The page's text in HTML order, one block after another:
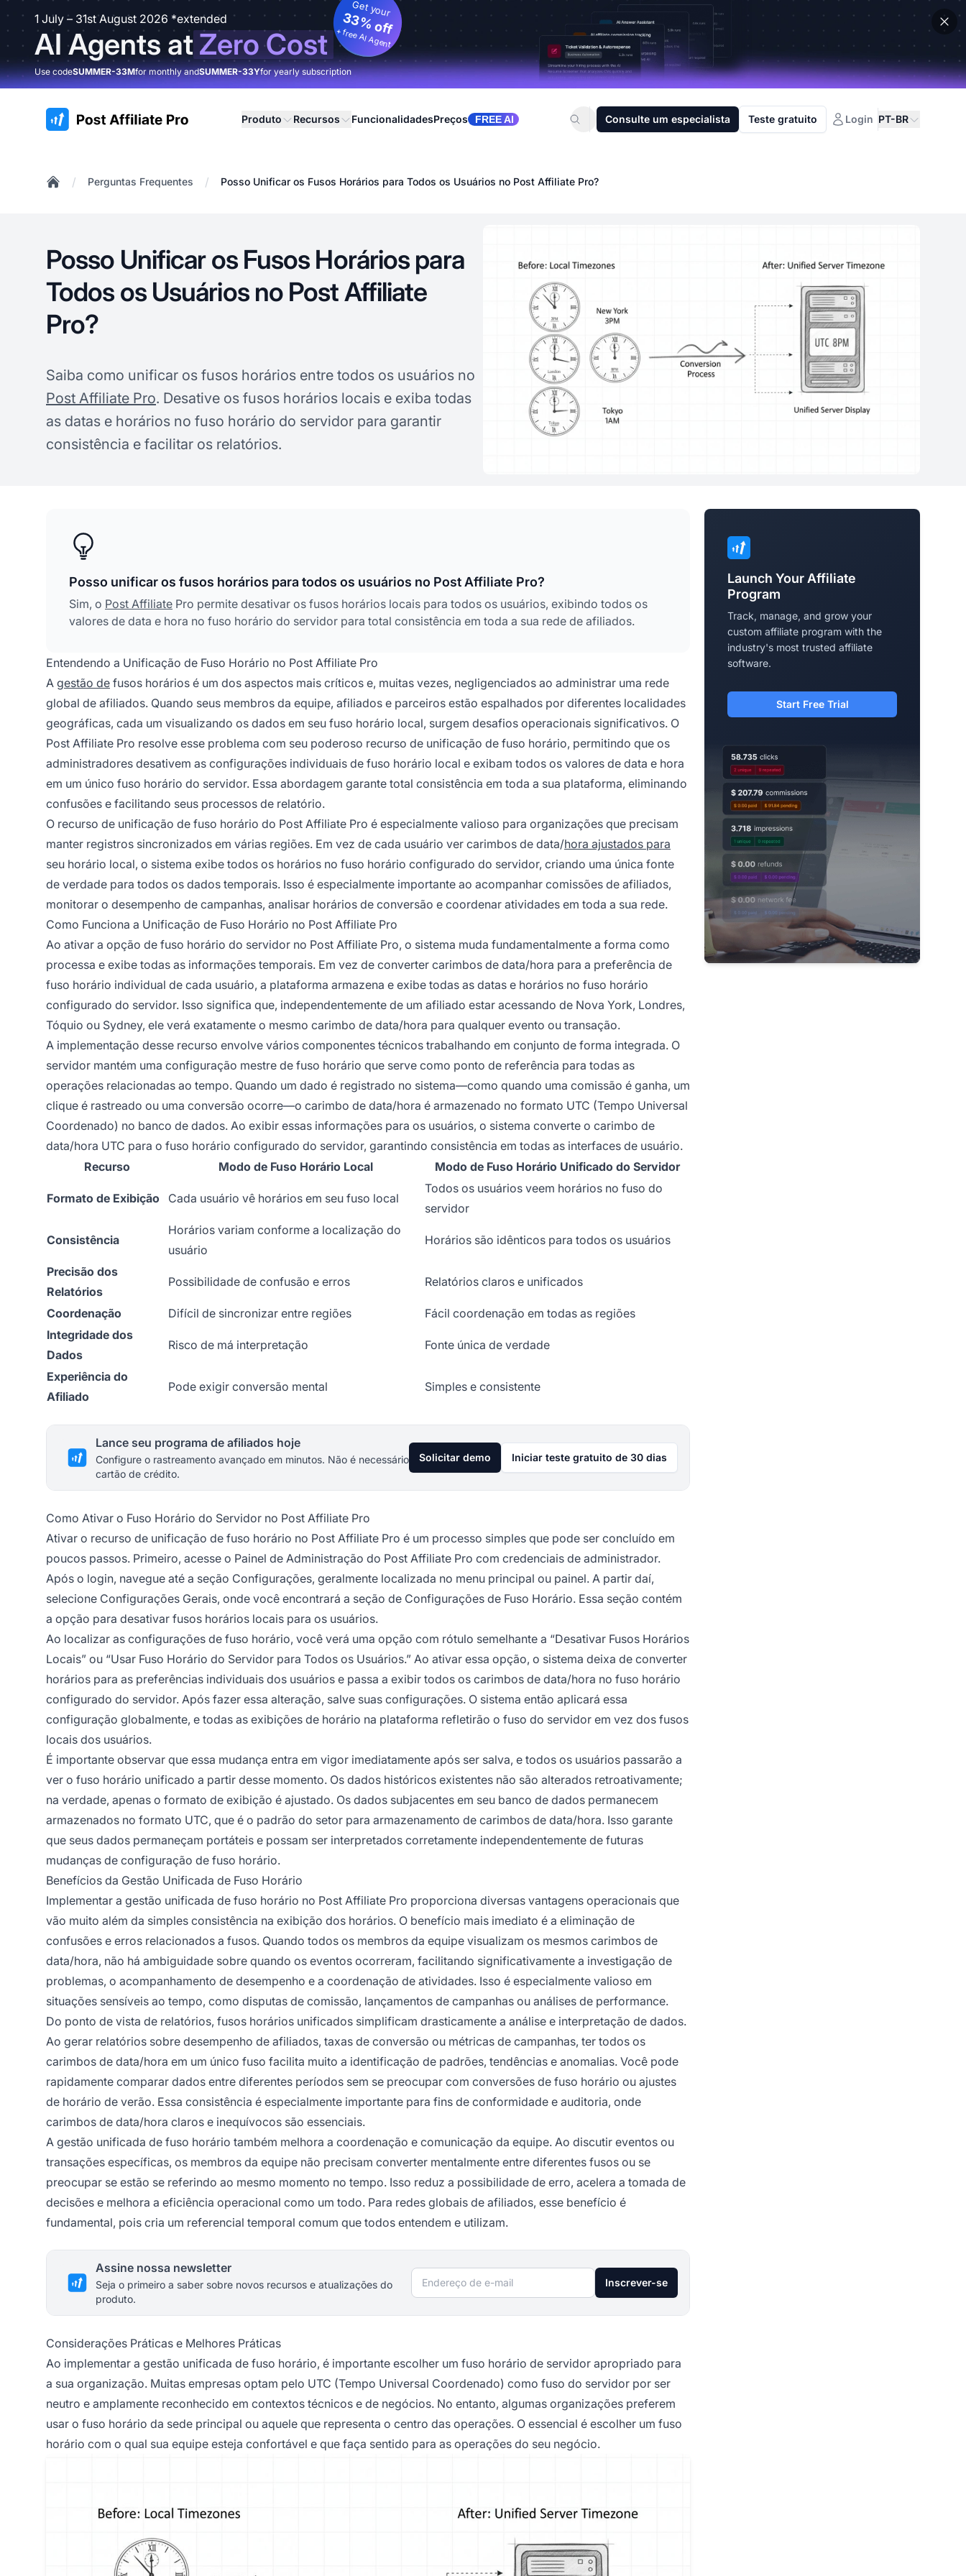
1 July – 31st August 2026 *extended
AI Agents atZero Cost
Get your
33% off
+ free AI Agent
Use codeSUMMER-33Mfor monthly andSUMMER-33Yfor yearly subscription
:site.title Produto Recursos FuncionalidadesPreços FREE AI Consulte um especialista Teste gratuito Login PT-BR
/ Perguntas Frequentes / Posso Unificar os Fusos Horários para Todos os Usuários no Post Affiliate Pro?
Posso Unificar os Fusos Horários para
Todos os Usuários no Post Affiliate
Pro?
Saiba como unificar os fusos horários entre todos os usuários no
Post Affiliate Pro. Desative os fusos horários locais e exiba todas
as datas e horários no fuso horário do servidor para garantir
consistência e facilitar os relatórios.
Posso unificar os fusos horários para todos os usuários no Post Affiliate Pro?
Sim, o Post Affiliate Pro permite desativar os fusos horários locais para todos os usuários, exibindo todos os
valores de data e hora no fuso horário do servidor para total consistência em toda a sua rede de afiliados.
Entendendo a Unificação de Fuso Horário no Post Affiliate Pro
A gestão de fusos horários é um dos aspectos mais críticos e, muitas vezes, negligenciados ao administrar uma rede
global de afiliados. Quando seus membros da equipe, afiliados e parceiros estão espalhados por diferentes localidades
geográficas, cada um visualizando os dados em seu fuso horário local, surgem desafios operacionais significativos. O
Post Affiliate Pro resolve esse problema com seu poderoso recurso de unificação de fuso horário, permitindo que os
administradores desativem as configurações individuais de fuso horário local e exibam todos os valores de data e hora
em um único fuso horário do servidor. Essa abordagem garante total consistência em toda a sua plataforma, eliminando
confusões e facilitando seus processos de relatório.
O recurso de unificação de fuso horário do Post Affiliate Pro é especialmente valioso para organizações que precisam
manter registros sincronizados em várias regiões. Em vez de cada usuário ver carimbos de data/hora ajustados para
seu horário local, o sistema exibe todos os horários no fuso horário configurado do servidor, criando uma única fonte
de verdade para todos os dados temporais. Isso é especialmente importante ao acompanhar comissões de afiliados,
monitorar o desempenho de campanhas, analisar horários de conversão e coordenar atividades em toda a sua rede.
Como Funciona a Unificação de Fuso Horário no Post Affiliate Pro
Ao ativar a opção de fuso horário do servidor no Post Affiliate Pro, o sistema muda fundamentalmente a forma como
processa e exibe todas as informações temporais. Em vez de converter carimbos de data/hora para a preferência de
fuso horário individual de cada usuário, a plataforma armazena e exibe todas as datas e horários no fuso horário
configurado do servidor. Isso significa que, independentemente de um afiliado estar acessando de Nova York, Londres,
Tóquio ou Sydney, ele verá exatamente o mesmo carimbo de data/hora para qualquer evento ou transação.
A implementação desse recurso envolve vários componentes técnicos trabalhando em conjunto de forma integrada. O
servidor mantém uma configuração mestre de fuso horário que serve como ponto de referência para todas as
operações relacionadas ao tempo. Quando um dado é registrado no sistema—como quando uma comissão é ganha, um
clique é rastreado ou uma conversão ocorre—o carimbo de data/hora é armazenado no formato UTC (Tempo Universal
Coordenado) no banco de dados. Ao exibir essas informações para os usuários, o sistema converte o carimbo de
data/hora UTC para o fuso horário configurado do servidor, garantindo consistência em todas as interfaces de usuário.
Recurso
Modo de Fuso Horário Local Modo de Fuso Horário Unificado do Servidor
Formato de Exibição Cada usuário vê horários em seu fuso local
Todos os usuários veem horários no fuso do
servidor
Consistência
Horários variam conforme a localização do
usuário
Horários são idênticos para todos os usuários
Precisão dos
Relatórios
Possibilidade de confusão e erros Relatórios claros e unificados
Coordenação Difícil de sincronizar entre regiões
Fácil coordenação em todas as regiões
Integridade dos
Dados
Risco de má interpretação Fonte única de verdade
Experiência do
Afiliado
Pode exigir conversão mental Simples e consistente
Lance seu programa de afiliados hoje
Configure o rastreamento avançado em minutos. Não é necessário
cartão de crédito.
Solicitar demo Iniciar teste gratuito de 30 dias
Como Ativar o Fuso Horário do Servidor no Post Affiliate Pro
Ativar o recurso de unificação de fuso horário no Post Affiliate Pro é um processo simples que pode ser concluído em
poucos passos. Primeiro, acesse o Painel de Administração do Post Affiliate Pro com credenciais de administrador.
Após o login, navegue até a seção Configurações, geralmente localizada no menu principal ou painel. A partir daí,
selecione Configurações Gerais, onde você encontrará a seção de Configurações de Fuso Horário. Essa seção contém
a opção para desativar fusos horários locais para os usuários.
Ao localizar as configurações de fuso horário, você verá uma opção com rótulo semelhante a “Desativar Fusos Horários
Locais” ou “Usar Fuso Horário do Servidor para Todos os Usuários.” Ao ativar essa opção, o sistema deixa de converter
horários para as preferências individuais dos usuários e passa a exibir todos os carimbos de data/hora no fuso horário
configurado do servidor. Após fazer essa alteração, salve suas configurações. O sistema então aplicará essa
configuração globalmente, e todas as exibições de horário na plataforma refletirão o fuso do servidor em vez dos fusos
locais dos usuários.
É importante observar que essa mudança entra em vigor imediatamente após ser salva, e todos os usuários passarão a
ver o fuso horário unificado a partir desse momento. Os dados históricos existentes não são alterados retroativamente;
na verdade, apenas o formato de exibição é ajustado. Os dados subjacentes em seu banco de dados permanecem
armazenados no formato UTC, que é o padrão do setor para armazenamento de carimbos de data/hora. Isso garante
que seus dados permaneçam portáteis e possam ser interpretados corretamente independentemente de futuras
mudanças de configuração de fuso horário.
Benefícios da Gestão Unificada de Fuso Horário
Implementar a gestão unificada de fuso horário no Post Affiliate Pro proporciona diversas vantagens operacionais que
vão muito além da simples consistência na exibição dos horários. O benefício mais imediato é a eliminação de
confusões e erros relacionados a fusos. Quando todos os membros da equipe visualizam os mesmos carimbos de
data/hora, não há ambiguidade sobre quando os eventos ocorreram, facilitando significativamente a investigação de
problemas, o acompanhamento de desempenho e a coordenação de atividades. Isso é especialmente valioso em
situações sensíveis ao tempo, como disputas de comissão, lançamentos de campanhas ou análises de performance.
Do ponto de vista de relatórios, fusos horários unificados simplificam drasticamente a análise e interpretação de dados.
Ao gerar relatórios sobre desempenho de afiliados, taxas de conversão ou métricas de campanhas, ter todos os
carimbos de data/hora em um único fuso facilita muito a identificação de padrões, tendências e anomalias. Você pode
rapidamente comparar dados entre diferentes períodos sem se preocupar com conversões de fuso horário ou ajustes
de horário de verão. Essa consistência é especialmente importante para fins de conformidade e auditoria, onde
carimbos de data/hora claros e inequívocos são essenciais.
A gestão unificada de fuso horário também melhora a coordenação e comunicação da equipe. Ao discutir eventos ou
transações específicas, os membros da equipe não precisam converter mentalmente entre diferentes fusos ou se
preocupar se estão se referindo ao mesmo momento no tempo. Isso reduz a possibilidade de erro, acelera a tomada de
decisões e melhora a eficiência operacional como um todo. Para redes globais de afiliados, esse benefício é
fundamental, pois cria um referencial temporal comum que todos entendem e utilizam.
Assine nossa newsletter
Seja o primeiro a saber sobre novos recursos e atualizações do
produto.
Endereço de e-mail Inscrever-se
Considerações Práticas e Melhores Práticas
Ao implementar a gestão unificada de fuso horário, é importante escolher um fuso horário de servidor apropriado para
a sua organização. Muitas empresas optam pelo UTC (Tempo Universal Coordenado) como fuso do servidor por ser
neutro e amplamente reconhecido em contextos técnicos e de negócios. No entanto, algumas organizações preferem
usar o fuso horário da sede principal ou aquele que representa o centro das operações. O essencial é escolher um fuso
horário com o qual sua equipe esteja confortável e que faça sentido para as operações do seu negócio.
Launch Your Affiliate
Program
Track, manage, and grow your
custom affiliate program with the
industry's most trusted affiliate
software.
Start Free Trial